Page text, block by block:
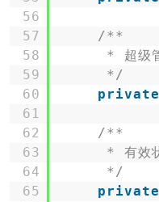
56
57
58
59
60
61
62
63
64
65
/**
* 超级
*/
private
/**
* 有效
*/
private